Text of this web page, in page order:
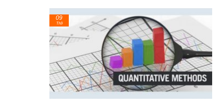
09
Th9